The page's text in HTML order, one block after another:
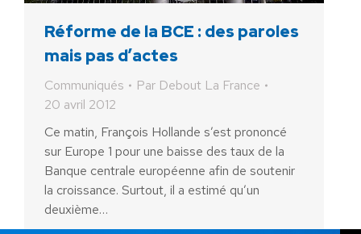
Réforme de la BCE : des paroles
mais pas d’actes
Communiqués Par Debout La France
20 avril 2012
Ce matin, François Hollande s’est prononcé
sur Europe 1 pour une baisse des taux de la
Banque centrale européenne afin de soutenir
la croissance. Surtout, il a estimé qu’un
deuxième…